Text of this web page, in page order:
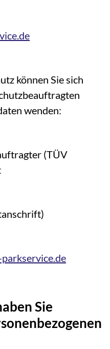
können Sie sich
wenden:
(TÜV
Sie